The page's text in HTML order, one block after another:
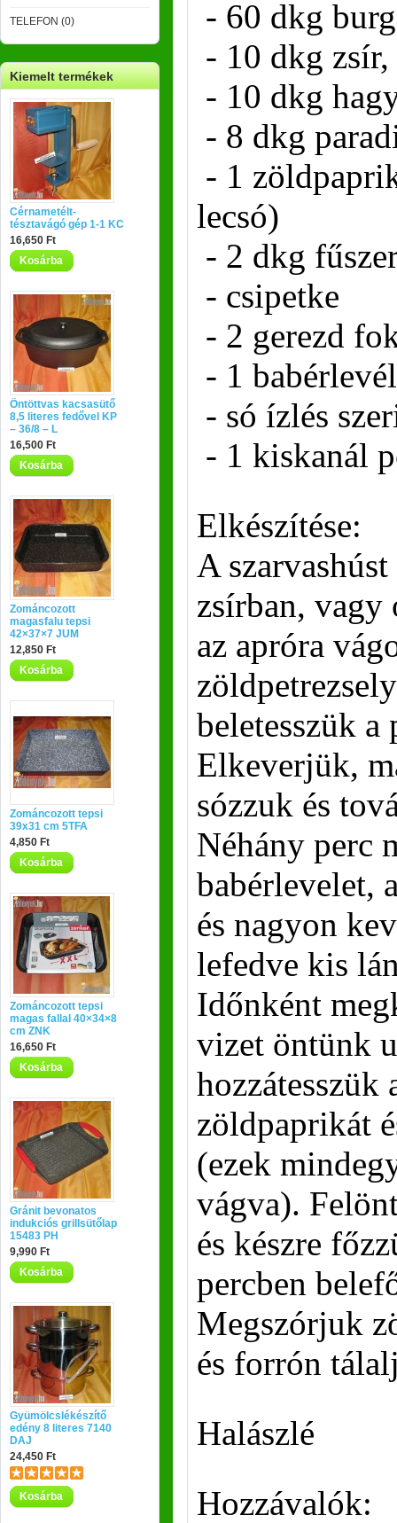
TELEFON (0)
Kiemelt termékek
Cérnametélt-
tésztavágó gép 1-1 KC
16,650 Ft
Kosárba
Öntöttvas kacsasütő
8,5 literes fedővel KP
– 36/8 – L
16,500 Ft
Kosárba
Zománcozott
magasfalu tepsi
42×37×7 JUM
12,850 Ft
Kosárba
Zománcozott tepsi
39x31 cm 5TFA
4,850 Ft
Kosárba
Zománcozott tepsi
magas fallal 40×34×8
cm ZNK
16,650 Ft
Kosárba
Gránit bevonatos
indukciós grillsütőlap
15483 PH
9,990 Ft
Kosárba
Gyümölcslékészítő
edény 8 literes 7140
DAJ
24,450 Ft
Kosárba
- 60 dkg
- 10 dkg
- 10 dkg
- 8 dkg
- 1
lecsó)
- 2 dkg
- csipetke
- 2 gerezd
- 1 babérlevél
- só ízlés
- 1 kiskanál
Elkészítése:
A
zsírban,
az apróra
beletesszük a
Elkeverjük,
sózzuk és
Néhány perc
babérlevelet,
és nagyon
lefedve kis
Időnként
vizet öntünk
zöldpaprikát
(ezek
vágva).
és készre
percben
Megszórjuk
és forrón
Halászlé
Hozzávalók: